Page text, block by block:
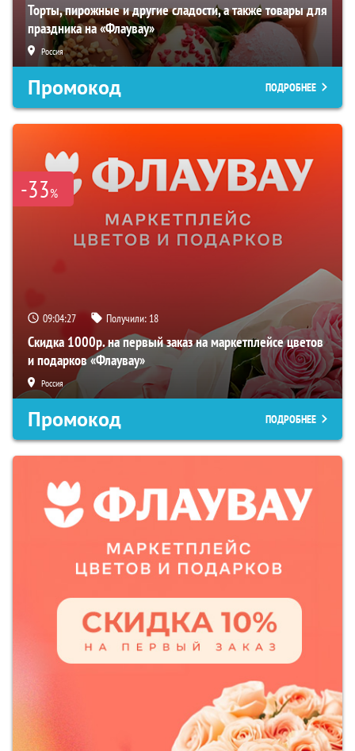
Торты, пирожные и другие сладости, а также товары для
праздника на «Флаувау»
Россия
Промокод ПОДРОБНЕЕ
-33%
09:04:26 Получили: 18
Скидка 1000р. на первый заказ на маркетплейсе цветов
и подарков «Флаувау»
Россия
Промокод ПОДРОБНЕЕ